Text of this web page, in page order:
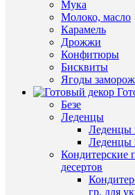
Мука
Молоко, масло
Карамель
Дрожжи
Конфитюры
Бисквиты
Ягоды
Безе
Леденцы
Леденцы
Леденцы
Кондитерские
десертов
гр. для